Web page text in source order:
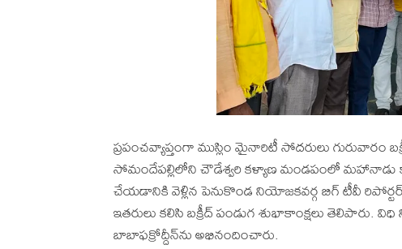
ప్రపంచవ్యాప్తంగా ముస్లిం మైనారిటీ సోదరులు గురువారం
సోమందేపల్లిలోని చౌడేశ్వరి కళ్యాణ మండపంలో మహానాడు
చేయడానికి వెళ్లిన పెనుకొండ నియోజకవర్గ బిగ్ టీవీ
ఇతరులు కలిసి బక్రీద్ పండుగ శుభాకాంక్షలు తెలిపారు.
బాబాఫక్రోద్దీన్‌ను అభినందించారు.